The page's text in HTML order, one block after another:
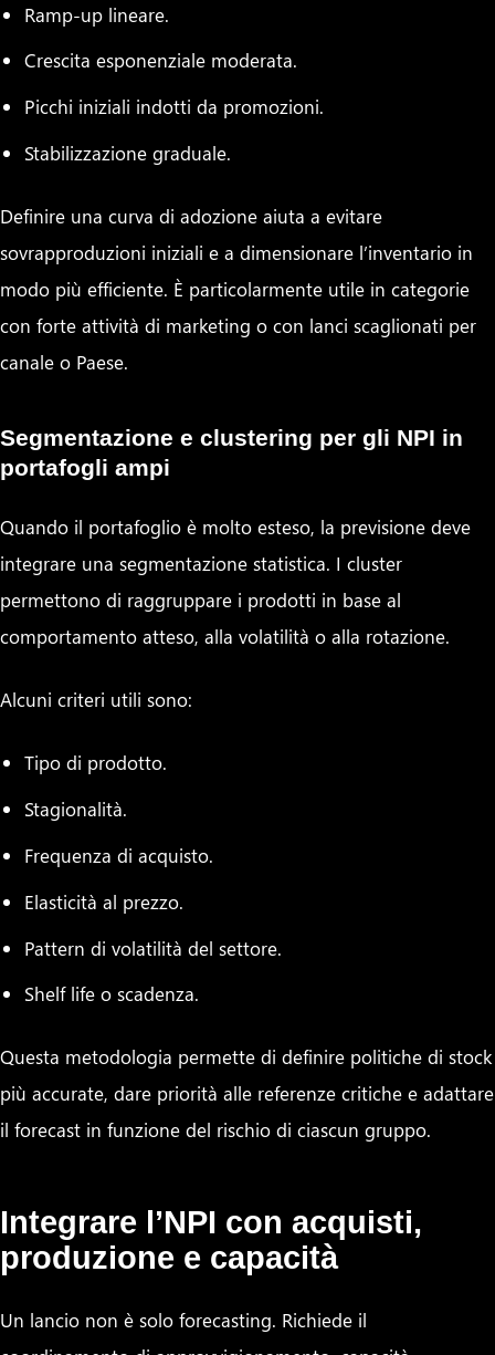
Ramp-up lineare.
Crescita esponenziale moderata.
Picchi iniziali indotti da promozioni.
Stabilizzazione graduale.
Definire una curva di adozione aiuta a evitare
sovrapproduzioni iniziali e a dimensionare l’inventario in
modo più efficiente. È particolarmente utile in categorie
con forte attività di marketing o con lanci scaglionati per
canale o Paese.
Segmentazione e clustering per gli NPI in
portafogli ampi
Quando il portafoglio è molto esteso, la previsione deve
integrare una segmentazione statistica. I cluster
permettono di raggruppare i prodotti in base al
comportamento atteso, alla volatilità o alla rotazione.
Alcuni criteri utili sono:
Tipo di prodotto.
Stagionalità.
Frequenza di acquisto.
Elasticità al prezzo.
Pattern di volatilità del settore.
Shelf life o scadenza.
Questa metodologia permette di definire politiche di stock
più accurate, dare priorità alle referenze critiche e adattare
il forecast in funzione del rischio di ciascun gruppo.
Integrare l’NPI con acquisti,
produzione e capacità
Un lancio non è solo forecasting. Richiede il